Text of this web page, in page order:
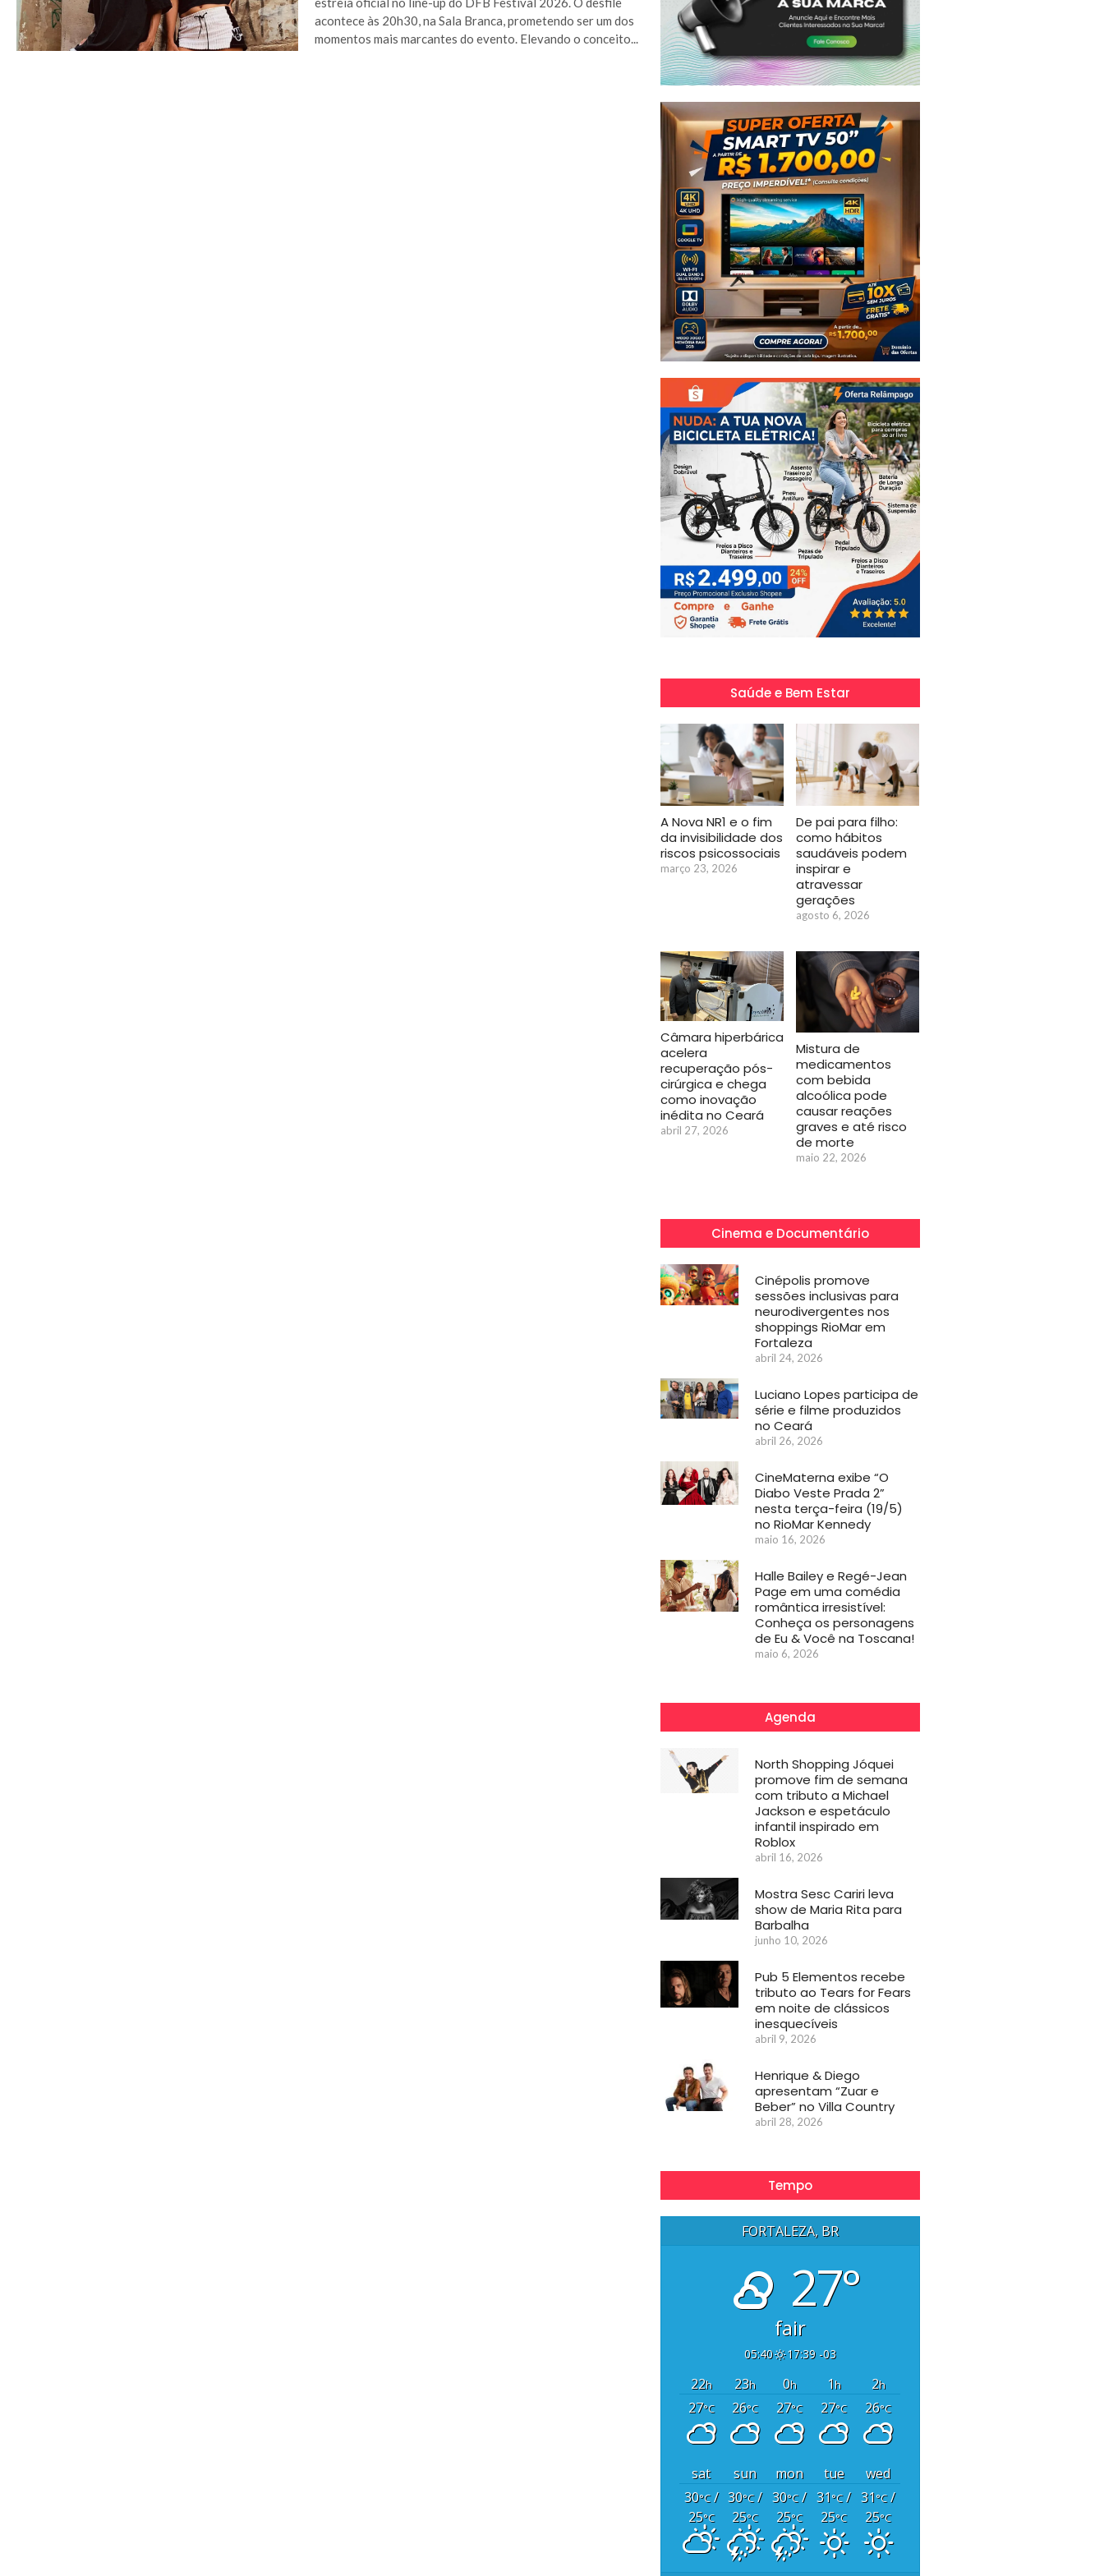
acontece às 20h30, na Sala Branca, prometendo ser um dos
momentos mais marcantes do evento. Elevando o conceito...
Saúde e Bem Estar
A Nova NR1 e o fim
da invisibilidade dos
riscos psicossociais
março 23, 2026
De pai para filho:
como hábitos
saudáveis podem
inspirar e
atravessar
gerações
agosto 6, 2026
Câmara hiperbárica
acelera
recuperação pós-
cirúrgica e chega
como inovação
inédita no Ceará
abril 27, 2026
Mistura de
medicamentos
com bebida
alcoólica pode
causar reações
graves e até risco
de morte
maio 22, 2026
Cinema e Documentário
Cinépolis promove
sessões inclusivas para
neurodivergentes nos
shoppings RioMar em
Fortaleza
abril 24, 2026
Luciano Lopes participa de
série e filme produzidos
no Ceará
abril 26, 2026
CineMaterna exibe “O
Diabo Veste Prada 2”
nesta terça-feira (19/5)
no RioMar Kennedy
maio 16, 2026
Halle Bailey e Regé-Jean
Page em uma comédia
romântica irresistível:
Conheça os personagens
de Eu & Você na Toscana!
maio 6, 2026
Agenda
North Shopping Jóquei
promove fim de semana
com tributo a Michael
Jackson e espetáculo
infantil inspirado em
Roblox
abril 16, 2026
Mostra Sesc Cariri leva
show de Maria Rita para
Barbalha
junho 10, 2026
Pub 5 Elementos recebe
tributo ao Tears for Fears
em noite de clássicos
inesquecíveis
abril 9, 2026
Henrique & Diego
apresentam “Zuar e
Beber” no Villa Country
abril 28, 2026
Tempo
FORTALEZA, BR
27°
fair
05:40 17:39 -03
22h 23h 0h 1h 2h
27°C 26°C 27°C 27°C 26°C
sat sun mon tue
wed
30°C/
25°C
30°C/
25°C
30°C/
25°C
31°C/
25°C
31°C/
25°C